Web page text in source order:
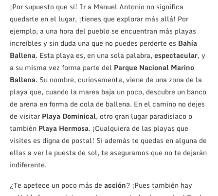
¡Por supuesto que sí! Ir a Manuel Antonio no significa
quedarte en el lugar, ¡tienes que explorar más allá! Por
ejemplo, a una hora del pueblo se encuentran más playas
increíbles y sin duda una que no puedes perderte es Bahía
Ballena. Esta playa es, en una sola palabra, espectacular, y
a su misma vez forma parte del Parque Nacional Marino
Ballena. Su nombre, curiosamente, viene de una zona de la
playa que, cuando la marea baja un poco, descubre un banco
de arena en forma de cola de ballena. En el camino no dejes
de visitar Playa Dominical, otro gran lugar paradisíaco o
también Playa Hermosa. ¡Cualquiera de las playas que
visites es digna de postal! Si además te quedas en alguna de
ellas a ver la puesta de sol, te aseguramos que no te dejarán
indiferente.
¿Te apetece un poco más de acción? ¡Pues también hay